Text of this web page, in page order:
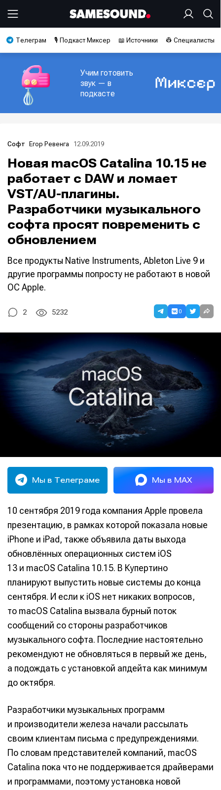
Телеграм 🎙️ Подкаст Миксер 📖 Источники 👷 Специалисты
Учим готовить
звук — в
подкасте
Софт Егор Ревенга 12.09.2019
Новая macOS Catalina 10.15 не
работает с DAW и ломает
VST/AU-плагины.
Разработчики музыкального
софта просят повременить с
обновлением
Все продукты Native Instruments, Ableton Live 9 и
другие программы попросту не работают в новой
ОС Apple.
2 5232 0
Мы в Телеграме Мы в MAX
10 сентября 2019 года компания Apple провела
презентацию, в рамках которой показала новые
iPhone и iPad, также объявила даты выхода
обновлённых операционных систем iOS
13 и macOS Catalina 10.15. В Купертино
планируют выпустить новые системы до конца
сентября. И если к iOS нет никаких вопросов,
то macOS Catalina вызвала бурный поток
сообщений со стороны разработчиков
музыкального софта. Последние настоятельно
рекомендуют не обновляться в первый же день,
а подождать с установкой апдейта как минимум
до октября.
Разработчики музыкальных программ
и производители железа начали рассылать
своим клиентам письма с предупреждениями.
По словам представителей компаний, macOS
Catalina пока что не поддерживается драйверами
и программами, поэтому установка новой